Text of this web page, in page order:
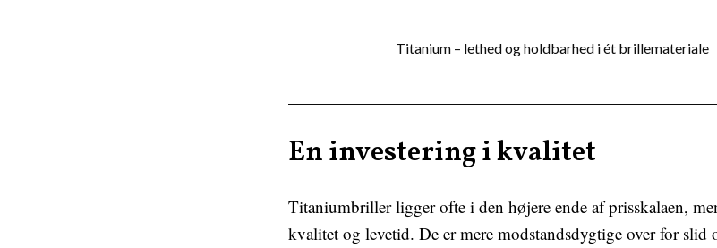
Titanium – lethed og holdbarhed i ét brillemateriale
En investering i kvalitet
Titaniumbriller ligger ofte i den højere ende af prisskalaen,
kvalitet og levetid. De er mere modstandsdygtige over for slid